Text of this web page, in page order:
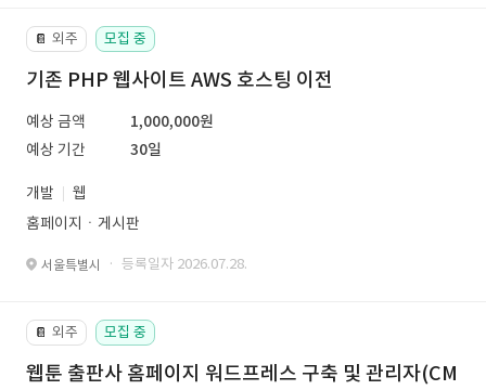
📔 외주 모집 중
기존 PHP 웹사이트 AWS 호스팅 이전
예상 금액
1,000,000원
예상 기간
30일
개발
웹
홈페이지ㆍ게시판
서울특별시 · 등록일자 2026.07.28.
📔 외주 모집 중
웹툰 출판사 홈페이지 워드프레스 구축 및 관리자(CM